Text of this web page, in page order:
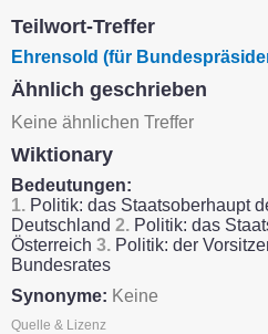
Teilwort-Treffer
Ehrensold (für
Ähnlich geschrieben
Keine ähnlichen Treffer
Wiktionary
Bedeutungen:
1. Politik: das Staatsoberhaupt
Deutschland 2. Politik: das
Österreich 3. Politik: der
Bundesrates
Synonyme: Keine
Quelle & Lizenz